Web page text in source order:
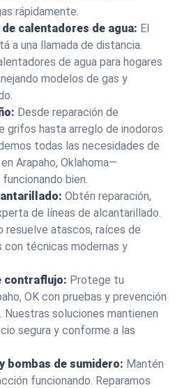
rápidamente.
calentadores de agua: El
a una llamada de distancia.
de agua para hogares
modelos de gas y
Desde reparación de
grifos hasta arreglo de inodoros
todas las necesidades de
Arapaho, Oklahoma—
bien.
Obtén reparación,
de líneas de alcantarillado.
resuelve atascos, raíces de
con técnicas modernas y
contraflujo: Protege tu
OK con pruebas y prevención
soluciones mantienen
segura y conforme a las
bombas de sumidero: Mantén
funcionando. Reparamos